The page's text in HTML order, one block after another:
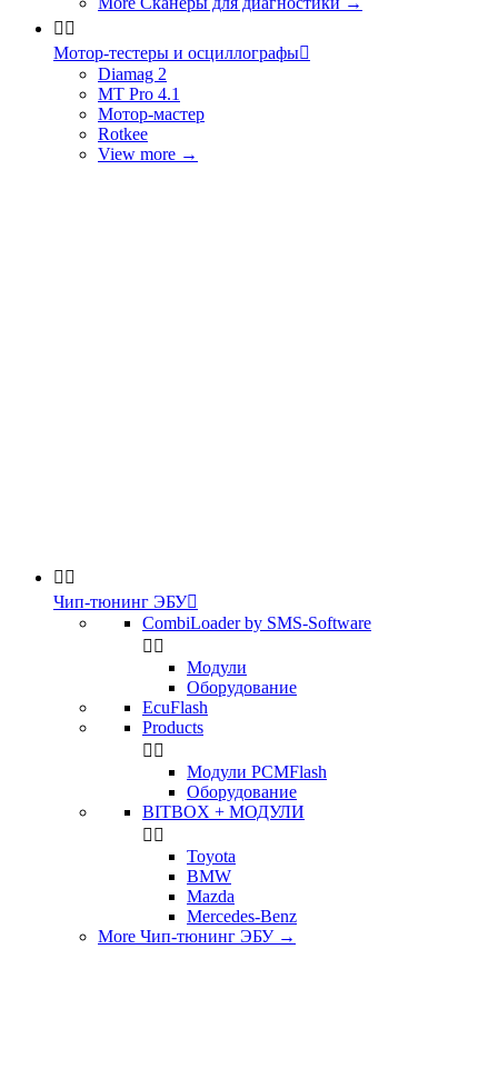
 
Мотор-тестеры и осциллографы
Diamag 2
MT Pro 4.1
Мотор-мастер
Rotkee
View more →
 
Чип-тюнинг ЭБУ
CombiLoader by SMS-Software
 
Модули
Оборудование
EcuFlash
Products
 
Модули PCMFlash
Оборудование
BITBOX + МОДУЛИ
 
Toyota
BMW
Mazda
Mercedes-Benz
More Чип-тюнинг ЭБУ →